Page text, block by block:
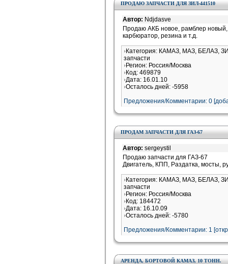
ПРОДАЮ ЗАПЧАСТИ ДЛЯ ЗИЛ-441510
Автор: Ndjdasve
Продаю АКБ новое, рамблер
карбюратор, резина и т.д.
Категория: КАМАЗ, МАЗ, БЕЛАЗ,
запчасти
Регион: Россия/Москва
Код: 469879
Дата: 16.01.10
Осталось дней: -5958
Предложения/Комментарии: 0
ПРОДАМ ЗАПЧАСТИ ДЛЯ ГАЗ-67
Автор: sergeystil
Продаю запчасти для ГАЗ-67
Двигатель, КПП, Раздатка, мосты,
Категория: КАМАЗ, МАЗ, БЕЛАЗ,
запчасти
Регион: Россия/Москва
Код: 184472
Дата: 16.10.09
Осталось дней: -5780
Предложения/Комментарии: 1 [
АРЕНДА, БОРТОВОЙ КАМАЗ, 10 ТОНН.